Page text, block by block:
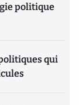
politique
qui